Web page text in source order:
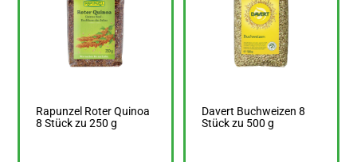
Rapunzel Roter Quinoa
8 Stück zu 250 g
Davert Buchweizen 8
Stück zu 500 g